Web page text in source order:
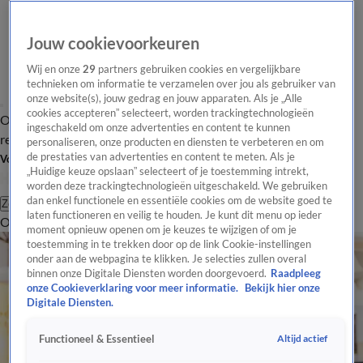
Overzicht Laatste nieuws Regionieuws Het beste van Hart
Tip de
redactie
Volg Hart van Nederland
Zoeken
OverzichtRegioUitzendingenWeerTip de redactiePanelVideo's
Jouw cookievoorkeuren
Wij en onze29 partners gebruiken cookies en vergelijkbare
technieken om informatie te verzamelen over jou als gebruiker van
onze website(s), jouw gedrag en jouw apparaten. Als je „Alle
cookies accepteren” selecteert, worden trackingtechnologieën
ingeschakeld om onze advertenties en content te kunnen
personaliseren, onze producten en diensten te verbeteren en om
de prestaties van advertenties en content te meten. Als je
„Huidige keuze opslaan” selecteert of je toestemming intrekt,
worden deze trackingtechnologieën uitgeschakeld. We gebruiken
dan enkel functionele en essentiële cookies om de website goed te
laten functioneren en veilig te houden. Je kunt dit menu op ieder
moment opnieuw openen om je keuzes te wijzigen of om je
toestemming in te trekken door op de link Cookie-instellingen
onder aan de webpagina te klikken. Je selecties zullen overal
binnen onze Digitale Diensten worden doorgevoerd. Raadpleeg
onze Cookieverklaring voor meer informatie.
Bekijk hier onze
Digitale Diensten.
Functioneel & Essentieel Altijd actief